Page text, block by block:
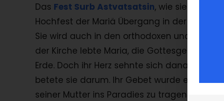
Das Fest Surb Astvatsatsin, wie sie in
Hochfest der Mariä Übergang in der
Sie wird auch in den orthodoxen und
der Kirche lebte Maria, die Gottesgebärerin,
Erde. Doch ihr Herz sehnte sich danach, ihr
betete sie darum. Ihr Gebet wurde erhört,
seiner Mutter ins Paradies zu tragen.